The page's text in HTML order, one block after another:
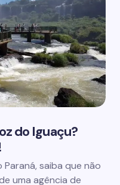
do Iguaçu?
Paraná, saiba que não
uma agência de